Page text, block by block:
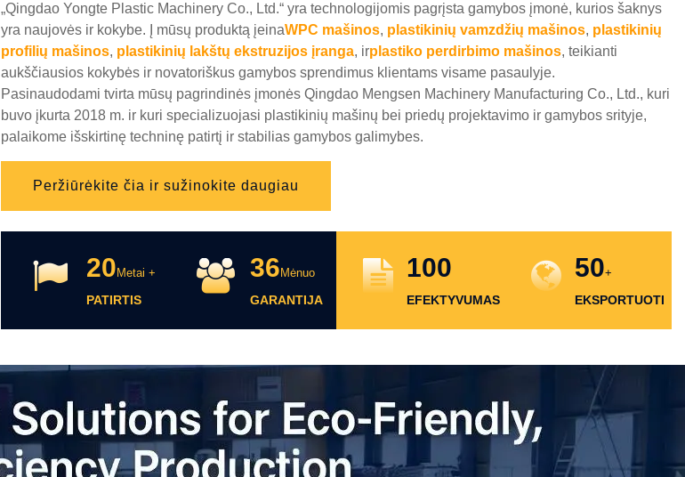
„Qingdao Yongte Plastic Machinery Co., Ltd.“ yra technologijomis pagrįsta gamybos įmonė, kurios šaknys
yra naujovės ir kokybe. Į mūsų produktą įeinaWPC mašinos, plastikinių vamzdžių mašinos, plastikinių
profilių mašinos, plastikinių lakštų ekstruzijos įranga, irplastiko perdirbimo mašinos, teikianti
aukščiausios kokybės ir novatoriškus gamybos sprendimus klientams visame pasaulyje.
Pasinaudodami tvirta mūsų pagrindinės įmonės Qingdao Mengsen Machinery Manufacturing Co., Ltd., kuri
buvo įkurta 2018 m. ir kuri specializuojasi plastikinių mašinų bei priedų projektavimo ir gamybos srityje,
palaikome išskirtinę techninę patirtį ir stabilias gamybos galimybes.
Peržiūrėkite čia ir sužinokite daugiau
20Metai +
PATIRTIS
36Mėnuo
GARANTIJA
100
EFEKTYVUMAS
50+
EKSPORTUOTI